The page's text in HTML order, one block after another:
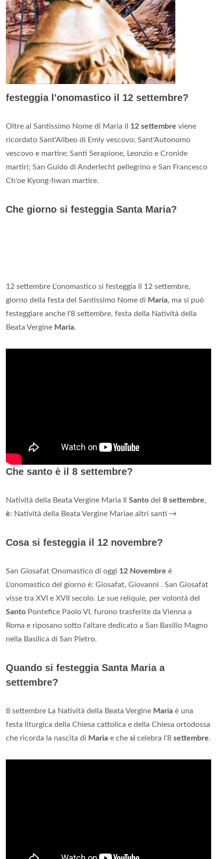
festeggia l'onomastico il 12 settembre?
Oltre al Santissimo Nome di Maria il 12 settembre viene
ricordato Sant'Ailbeo di Emly vescovo; Sant'Autonomo
vescovo e martire; Santi Serapione, Leonzio e Cronide
martiri; San Guido di Anderlecht pellegrino e San Francesco
Ch'oe Kyong-hwan martire.
Che giorno si festeggia Santa Maria?
12 settembre L'onomastico si festeggia il 12 settembre,
giorno della festa del Santissimo Nome di Maria, ma si può
festeggiare anche l'8 settembre, festa della Natività della
Beata Vergine Maria.
Che santo è il 8 settembre?
Natività della Beata Vergine Maria Il Santo del 8 settembre,
è: Natività della Beata Vergine Mariae altri santi →
Cosa si festeggia il 12 novembre?
San Giosafat Onomastico di oggi 12 Novembre è
L'onomastico del giorno è: Giosafat, Giovanni . San Giosafat
visse tra XVI e XVII secolo. Le sue reliquie, per volontà del
Santo Pontefice Paolo VI, furono trasferite da Vienna a
Roma e riposano sotto l'altare dedicato a San Basilio Magno
nella Basilica di San Pietro.
Quando si festeggia Santa Maria a
settembre?
8 settembre La Natività della Beata Vergine Maria è una
festa liturgica della Chiesa cattolica e della Chiesa ortodossa
che ricorda la nascita di Maria e che si celebra l'8 settembre.